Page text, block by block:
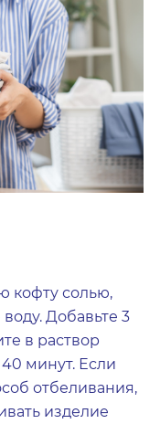
кофту солью,
Добавьте 3
в раствор
минут. Если
отбеливания,
изделие